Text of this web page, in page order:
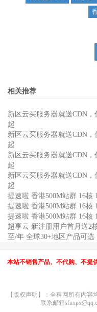
相关推荐
新区云买服务器就送CDN
起
新区云买服务器就送CDN
起
新区云买服务器就送CDN
起
新区云买服务器就送CDN
起
提速啦 香港500M站群 16核
提速啦 香港500M站群 16核
提速啦 香港500M站群 16核
超享云 新注册用户首月送2
至/年 全球30+地区产品可选
本站不销售产品、不代购、不提
【版权声明】：全科网所有内
联系邮箱